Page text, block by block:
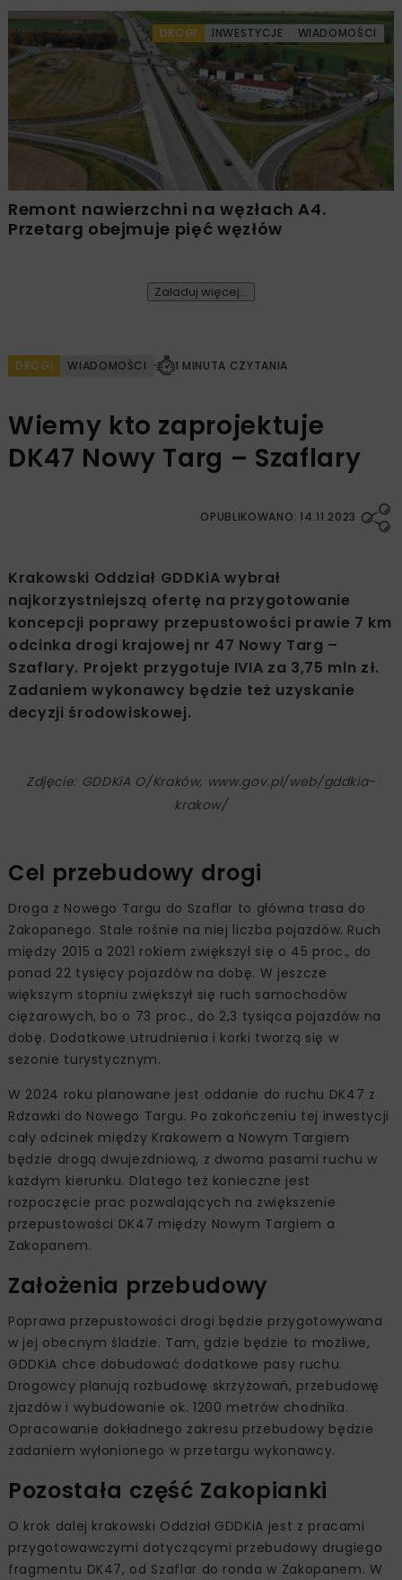
DROGI INWESTYCJE WIADOMOŚCI
Remont nawierzchni na węzłach A4.
Przetarg obejmuje pięć węzłów
Załaduj więcej...
DROGI WIADOMOŚCI 1 MINUTA CZYTANIA
Wiemy kto zaprojektuje
DK47 Nowy Targ – Szaflary
OPUBLIKOWANO: 14.11.2023
Krakowski Oddział GDDKiA wybrał
najkorzystniejszą ofertę na przygotowanie
koncepcji poprawy przepustowości prawie 7 km
odcinka drogi krajowej nr 47 Nowy Targ –
Szaflary. Projekt przygotuje IVIA za 3,75 mln zł.
Zadaniem wykonawcy będzie też uzyskanie
decyzji środowiskowej.
Zdjęcie: GDDKiA O/Kraków, www.gov.pl/web/gddkia-
krakow/
Cel przebudowy drogi
Droga z Nowego Targu do Szaflar to główna trasa do
między 2015 a 2021 rokiem zwiększył się o 45 proc., do
ponad 22 tysięcy pojazdów na dobę. W jeszcze
większym stopniu zwiększył się ruch samochodów
ciężarowych, bo o 73 proc., do 2,3 tysiąca pojazdów na
dobę. Dodatkowe utrudnienia i korki tworzą się w
sezonie turystycznym.
W 2024 roku planowane jest oddanie do ruchu DK47 z
cały odcinek między Krakowem a Nowym Targiem
każdym kierunku. Dlatego też konieczne jest
rozpoczęcie prac pozwalających na zwiększenie
przepustowości DK47 między Nowym Targiem a
Zakopanem.
Założenia przebudowy
w jej obecnym śladzie. Tam, gdzie będzie to możliwe,
Drogowcy planują rozbudowę skrzyżowań, przebudowę
zjazdów i wybudowanie ok. 1200 metrów chodnika.